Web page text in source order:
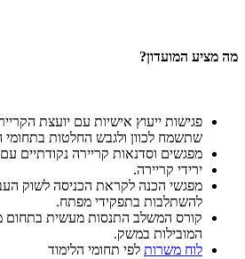
מה מציע המועדון?
פגישות ייעוץ אישיות עם יועצת
שתשמח לכוון ולגבש החלטות בתחומי
מפגשים וסדנאות קריירה נקודתיים
ירידי קריירה.
מפגשי הכנה לקראת הכניסה לשוק
להשתלבות בתפקידי מפתח.
קורס המשלב התנסות מעשית בתחום
המובילות במשק.
לוח משרות לפי תחומי הלימוד